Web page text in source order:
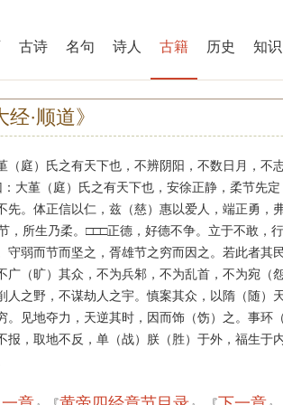
古诗 名句 诗人 古籍 历史 知识
经·顺道》
庭）氏之有天下也，不辨阴阳，不数日月，不
大堇（庭）氏之有天下也，安徐正静，柔节先定
先。体正信以仁，兹（慈）惠以爱人，端正勇，
，所生乃柔。□□□正德，好德不争。立于不敢，
守弱而节而坚之，胥雄节之穷而因之。若此者其
广（旷）其众，不为兵邾，不为乱首，不为宛（
人之野，不谋劫人之宇。慎案其众，以隋（随）
。见地夺力，天逆其时，因而饰（饬）之。事环
报，取地不反，单（战）朕（胜）于外，福生于